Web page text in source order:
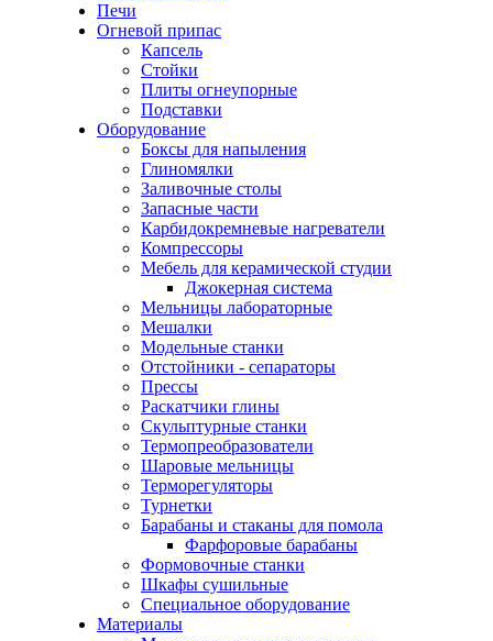
Печи
Огневой припас
Капсель
Стойки
Плиты огнеупорные
Подставки
Оборудование
Боксы для напыления
Глиномялки
Заливочные столы
Запасные части
Карбидокремневые нагреватели
Компрессоры
Мебель для керамической студии
Джокерная система
Мельницы лабораторные
Мешалки
Модельные станки
Отстойники - сепараторы
Прессы
Раскатчики глины
Скульптурные станки
Термопреобразователи
Шаровые мельницы
Терморегуляторы
Турнетки
Барабаны и стаканы для помола
Фарфоровые барабаны
Формовочные станки
Шкафы сушильные
Специальное оборудование
Материалы